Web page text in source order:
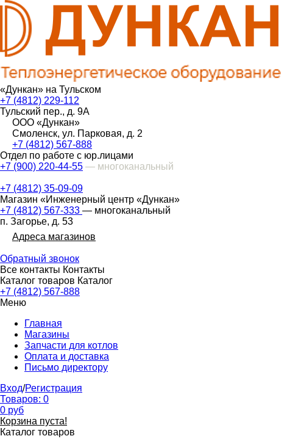
«Дункан» на Тульском
+7 (4812) 229-112
Тульский пер., д. 9А
ООО «Дункан»
Смоленск, ул. Парковая, д. 2
+7 (4812) 567-888
Отдел по работе с юр.лицами
+7 (900) 220-44-55 — многоканальный
+7 (4812) 35-09-09
Магазин «Инженерный центр «Дункан»
+7 (4812) 567-333 — многоканальный
п. Загорье, д. 53
Адреса магазинов
Обратный звонок
Все контакты Контакты
Каталог товаров Каталог
+7 (4812) 567-888
Меню
Главная
Магазины
Запчасти для котлов
Оплата и доставка
Письмо директору
Вход/Регистрация
Товаров: 0
0 руб
Корзина пуста!
Каталог товаров